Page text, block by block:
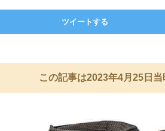
ツイートする
この記事は2023年4月25日